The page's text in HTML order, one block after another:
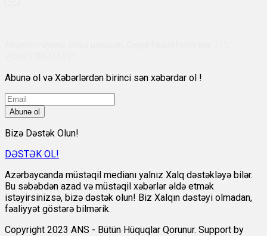
Abunə ol və Xəbərlərdən birinci sən xəbərdar ol !
Abunə ol
Bizə Dəstək Olun!
DƏSTƏK OL!
Azərbaycanda müstəqil medianı yalnız Xalq dəstəkləyə bilər.
Bu səbəbdən azad və müstəqil xəbərlər əldə etmək
istəyirsinizsə, bizə dəstək olun! Biz Xalqın dəstəyi olmadan,
fəaliyyət göstərə bilmərik.
Copyright 2023 ANS - Bütün Hüquqlar Qorunur. Support by